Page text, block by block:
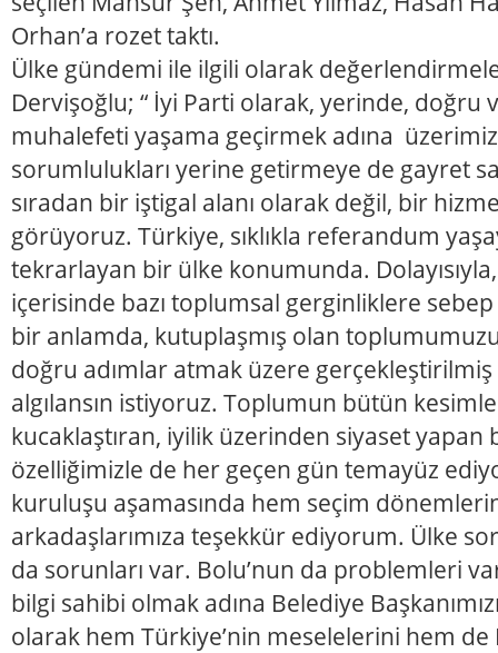
Orhan’a rozet taktı.
Ülke gündemi ile ilgili olarak
Dervişoğlu; “ İyi Parti olarak, yerinde, doğru
muhalefeti yaşama geçirmek adına
sorumlulukları yerine getirmeye de gayret
sıradan bir iştigal alanı olarak değil, bir
görüyoruz. Türkiye, sıklıkla referandum
tekrarlayan bir ülke konumunda.
içerisinde bazı toplumsal gerginliklere
bir anlamda, kutuplaşmış olan
doğru adımlar atmak üzere
algılansın istiyoruz. Toplumun bütün
kucaklaştıran, iyilik üzerinden siyaset
özelliğimizle de her geçen gün temayüz
kuruluşu aşamasında hem seçim
arkadaşlarımıza teşekkür ediyorum. Ülke
da sorunları var. Bolu’nun da problemleri
bilgi sahibi olmak adına Belediye
olarak hem Türkiye’nin meselelerini hem